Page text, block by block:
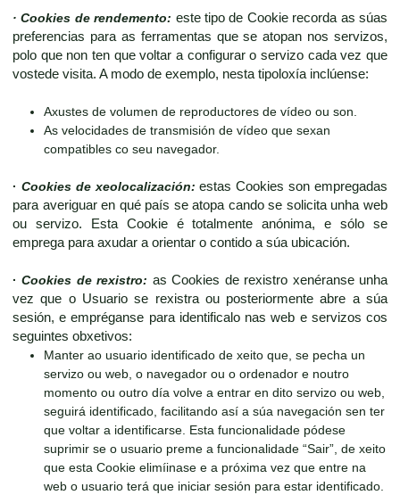
· Cookies de rendemento: este tipo de Cookie recorda as súas
preferencias para as ferramentas que se atopan nos servizos,
polo que non ten que voltar a configurar o servizo cada vez que
vostede visita. A modo de exemplo, nesta tipoloxía inclúense:
Axustes de volumen de reproductores de vídeo ou son.
As velocidades de transmisión de vídeo que sexan
compatibles co seu navegador.
· Cookies de xeolocalización: estas Cookies son empregadas
para averiguar en qué país se atopa cando se solicita unha web
ou servizo. Esta Cookie é totalmente anónima, e sólo se
emprega para axudar a orientar o contido a súa ubicación.
·Cookies de rexistro: as Cookies de rexistro xenéranse unha
vez que o Usuario se rexistra ou posteriormente abre a súa
sesión, e empréganse para identificalo nas web e servizos cos
seguintes obxetivos:
Manter ao usuario identificado de xeito que, se pecha un
servizo ou web, o navegador ou o ordenador e noutro
momento ou outro día volve a entrar en dito servizo ou web,
seguirá identificado, facilitando así a súa navegación sen ter
que voltar a identificarse. Esta funcionalidade pódese
suprimir se o usuario preme a funcionalidade “Sair”, de xeito
que esta Cookie elimíinase e a próxima vez que entre na
web o usuario terá que iniciar sesión para estar identificado.